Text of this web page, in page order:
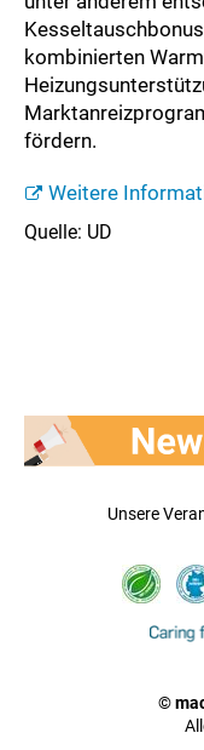
kombinierten
fördern.
Weitere
Quelle: UD
Unsere
©